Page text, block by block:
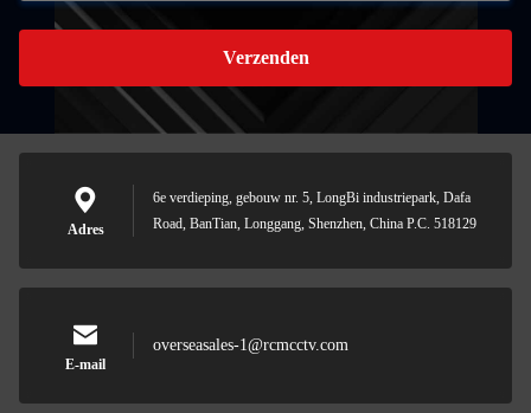
Verzenden
Adres
6e verdieping, gebouw nr. 5, LongBi industriepark, Dafa
Road, BanTian, Longgang, Shenzhen, China P.C. 518129
E-mail
overseasales-1@rcmcctv.com